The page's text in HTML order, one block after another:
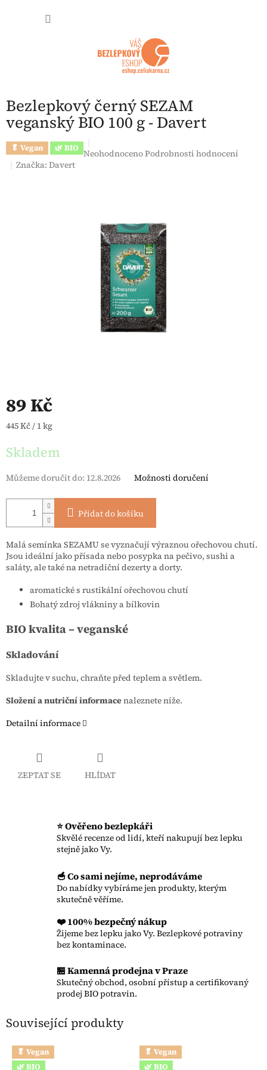
Bezlepkový černý SEZAM
veganský BIO 100 g - Davert
🥬 Vegan 🌿 BIO Průměrné hodnocení produktu je 0,0 z 5
NeohodnocenoPodrobnosti hodnocení
Značka:Davert
89 Kč
Měrná cena:
445 Kč / 1 kg
Skladem
Můžeme doručit do: 12.8.2026 Možnosti doručení
Přidat do košíku
Malá semínka SEZAMU se vyznačují výraznou ořechovou chutí.
Jsou ideální jako přísada nebo posypka na pečivo, sushi a
saláty, ale také na netradiční dezerty a dorty.
aromatické s rustikální ořechovou chutí
Bohatý zdroj vlákniny a bílkovin
BIO kvalita – veganské
Skladování
Skladujte v suchu, chraňte před teplem a světlem.
Složení a nutriční informacenaleznete níže.
Detailní informace
ZEPTAT SE HLÍDAT
⭐ Ověřeno bezlepkáři
Skvělé recenze od lidí, kteří nakupují bez lepku
stejně jako Vy.
🥣 Co sami nejíme, neprodáváme
Do nabídky vybíráme jen produkty, kterým
skutečně věříme.
❤️ 100% bezpečný nákup
Žijeme bez lepku jako Vy. Bezlepkové potraviny
bez kontaminace.
🏪 Kamenná prodejna v Praze
Skutečný obchod, osobní přístup a certifikovaný
prodej BIO potravin.
Související produkty
🥬 Vegan
🌿 BIO
🥬 Vegan
🌿 BIO